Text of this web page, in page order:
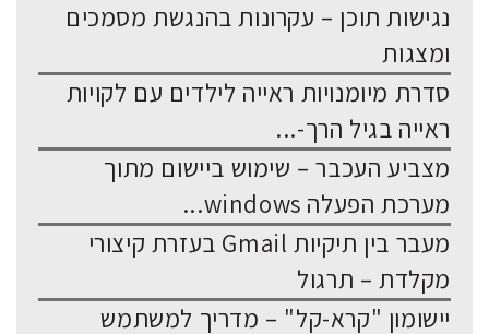
נגישות תוכן – עקרונות בהנגשת מסמכים
ומצגות
סדרת מיומנויות ראייה לילדים עם לקויות
ראייה בגיל הרך-...
מצביע העכבר – שימוש ביישום מתוך
מערכת הפעלה windows...
מעבר בין תיקיות Gmail בעזרת קיצורי
מקלדת – תרגול
יישומון "קרא-קל" – מדריך למשתמש